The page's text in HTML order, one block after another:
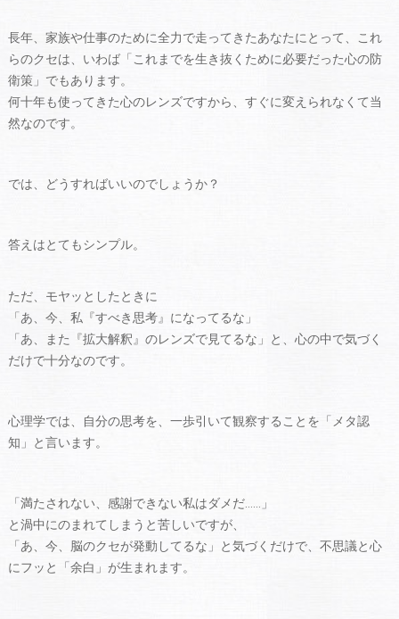
長年、家族や仕事のために全力で走ってきたあなたにとって、これ
らのクセは、いわば「これまでを生き抜くために必要だった心の防
衛策」でもあります。
何十年も使ってきた心のレンズですから、すぐに変えられなくて当
然なのです。
では、どうすればいいのでしょうか？
答えはとてもシンプル。
ただ、モヤッとしたときに
「あ、今、私『すべき思考』になってるな」
「あ、また『拡大解釈』のレンズで見てるな」と、心の中で気づく
だけで十分なのです。
心理学では、自分の思考を、一歩引いて観察することを「メタ認
知」と言います。
「満たされない、感謝できない私はダメだ……」
と渦中にのまれてしまうと苦しいですが、
「あ、今、脳のクセが発動してるな」と気づくだけで、不思議と心
にフッと「余白」が生まれます。